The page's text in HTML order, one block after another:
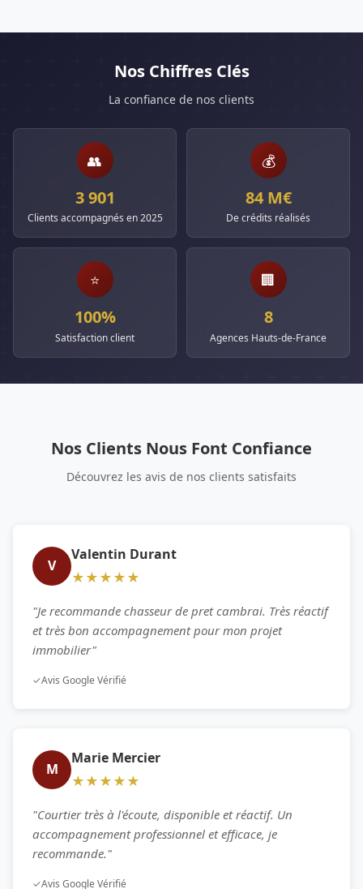
Nos Chiffres Clés
La confiance de nos clients
👥
3 901
Clients accompagnés en 2025
💰
84 M€
De crédits réalisés
⭐
100%
Satisfaction client
🏢
8
Agences Hauts-de-France
Nos Clients Nous Font Confiance
Découvrez les avis de nos clients satisfaits
V
Valentin Durant
★★★★★
"Je recommande chasseur de pret cambrai. Très réactif
et très bon accompagnement pour mon projet
immobilier"
✓Avis Google Vérifié
M
Marie Mercier
★★★★★
"Courtier très à l'écoute, disponible et réactif. Un
accompagnement professionnel et efficace, je
recommande."
✓Avis Google Vérifié